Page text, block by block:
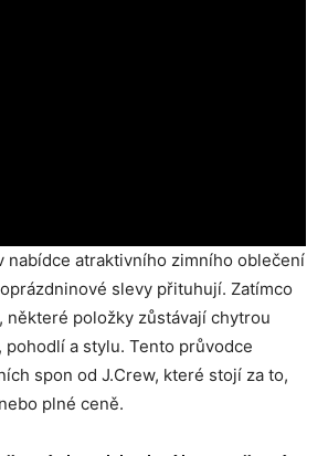
nabídce atraktivního zimního oblečení
slevy přituhují. Zatímco
některé položky zůstávají chytrou
pohodlí a stylu. Tento průvodce
spon od J.Crew, které stojí za to,
plné ceně.